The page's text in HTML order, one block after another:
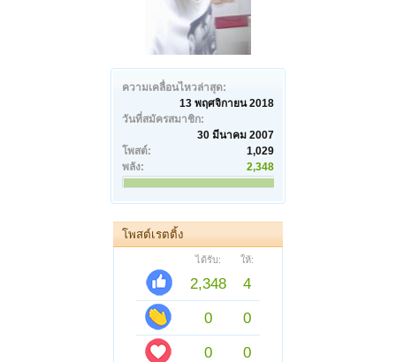
ความเคลื่อนไหวล่าสุด:
13 พฤศจิกายน 2018
วันที่สมัครสมาชิก:
30 มีนาคม 2007
โพสต์:
1,029
พลัง:
2,348
โพสต์เรตติ้ง
ได้รับ: ให้:
2,348
4
0
0
0
0